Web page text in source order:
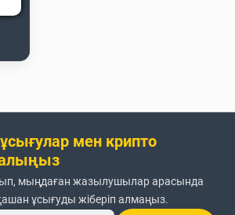
мен крипто
мыңдаған жазылушылар арасында
ұсығуды жіберіп алмаңыз.